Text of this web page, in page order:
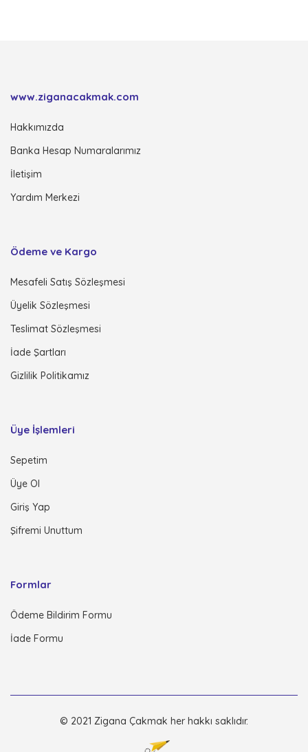
www.ziganacakmak.com
Hakkımızda
Banka Hesap Numaralarımız
İletişim
Yardım Merkezi
Ödeme ve Kargo
Mesafeli Satış Sözleşmesi
Üyelik Sözleşmesi
Teslimat Sözleşmesi
İade Şartları
Gizlilik Politikamız
Üye İşlemleri
Sepetim
Üye Ol
Giriş Yap
Şifremi Unuttum
Formlar
Ödeme Bildirim Formu
İade Formu
© 2021 Zigana Çakmak her hakkı saklıdır.